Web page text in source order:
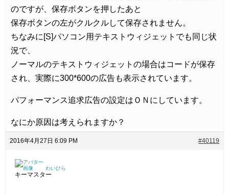
のですが、保存ボタンを押したあと
保存ボタンの左がクルクルして保存されません。
ちなみに[S]パソコン用テキストウィジェットでも同じ状
況で、
ノーマルのテキストウィジェットの場合はコードが保存
され、実際に300*600の広告も表示されています。
パフォーマンス追求広告の設定はＯＮにしています。
なにか原因は考えられますか？
2016年4月27日 6:09 PM #40119
わいひら
キーマスター